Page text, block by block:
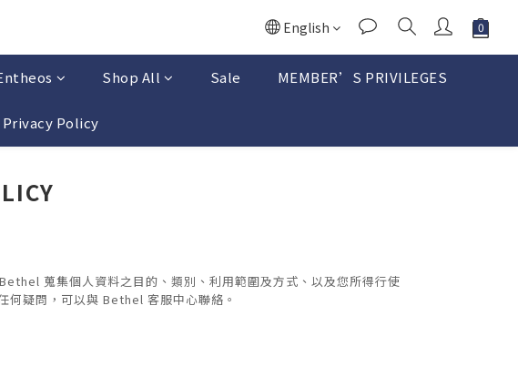
English
Shop All Sale MEMBER’S PRIVILEGES
Privacy Policy
蒐集個人資料之目的、類別、利用範圍及方式、以及您所得行使
何疑問，可以與 Bethel 客服中心聯絡。